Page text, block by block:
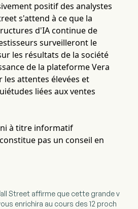
positif des analystes
s'attend à ce que la
d'IA continue de
surveilleront le
les résultats de la société
de la plateforme Vera
attentes élevées et
liées aux ventes
à titre informatif
pas un conseil en
Street affirme que cette grande v
enrichira au cours des 12 proch